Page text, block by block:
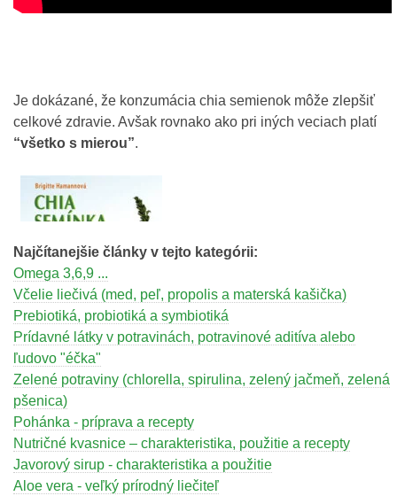
Je dokázané, že konzumácia chia semienok môže zlepšiť
celkové zdravie. Avšak rovnako ako pri iných veciach platí
“všetko s mierou”.
Najčítanejšie články v tejto kategórii:
Omega 3,6,9 ...
Včelie liečivá (med, peľ, propolis a materská kašička)
Prebiotiká, probiotiká a symbiotiká
Prídavné látky v potravinách, potravinové aditíva alebo
ľudovo "éčka"
Zelené potraviny (chlorella, spirulina, zelený jačmeň, zelená
pšenica)
Pohánka - príprava a recepty
Nutričné kvasnice – charakteristika, použitie a recepty
Javorový sirup - charakteristika a použitie
Aloe vera - veľký prírodný liečiteľ